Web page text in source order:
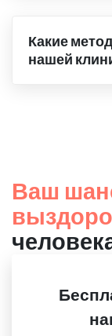
Какие
нашей
Ваш